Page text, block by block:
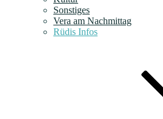
Sonstiges
Vera am Nachmittag
Rüdis Infos